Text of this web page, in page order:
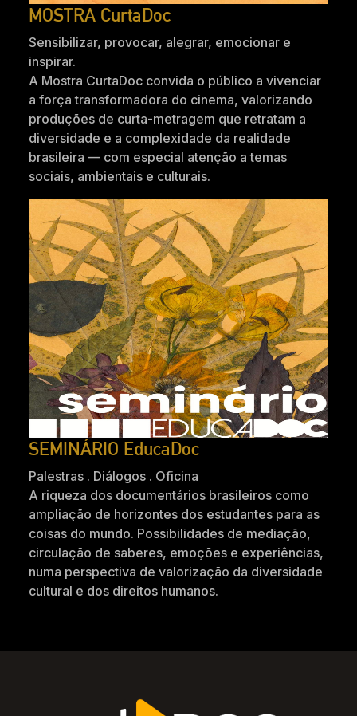
MOSTRA CurtaDoc
Sensibilizar, provocar, alegrar, emocionar e
inspirar.
A Mostra CurtaDoc convida o público a vivenciar
a força transformadora do cinema, valorizando
produções de curta-metragem que retratam a
diversidade e a complexidade da realidade
brasileira — com especial atenção a temas
sociais, ambientais e culturais.
SEMINÁRIO EducaDoc
Palestras . Diálogos . Oficina
A riqueza dos documentários brasileiros como
ampliação de horizontes dos estudantes para as
coisas do mundo. Possibilidades de mediação,
circulação de saberes, emoções e experiências,
numa perspectiva de valorização da diversidade
cultural e dos direitos humanos.